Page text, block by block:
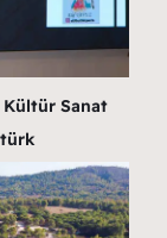
Kültür Sanat